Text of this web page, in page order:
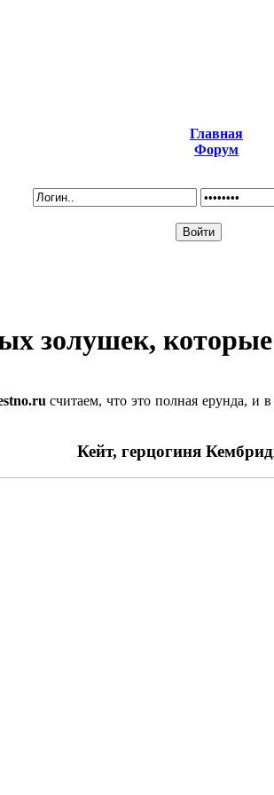
Главная
Форум
золушек,
считаем, что это полная ерунда, и
Кейт, герцогиня